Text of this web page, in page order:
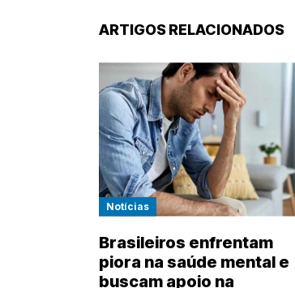
ARTIGOS RELACIONADOS
Notícias
Brasileiros enfrentam
piora na saúde mental e
buscam apoio na